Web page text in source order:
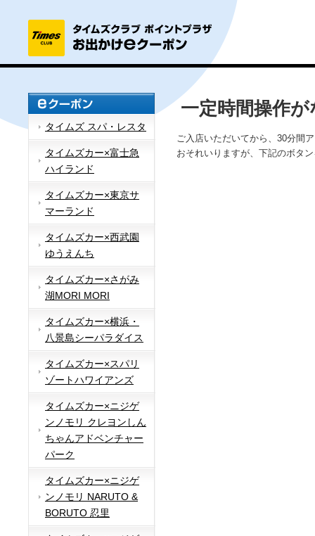
タイムズ スパ・レスタ
タイムズカー×富士急
ハイランド
タイムズカー×東京サ
マーランド
タイムズカー×西武園
ゆうえんち
タイムズカー×さがみ
湖MORI MORI
タイムズカー×横浜・
八景島シーパラダイス
タイムズカー×スパリ
ゾートハワイアンズ
タイムズカー×ニジゲ
ンノモリ クレヨンしん
ちゃんアドベンチャー
パーク
タイムズカー×ニジゲ
ンノモリ NARUTO &
BORUTO 忍里
一定時間操作
ご入店いただいてから、30分間
おそれいりますが、下記のボタ